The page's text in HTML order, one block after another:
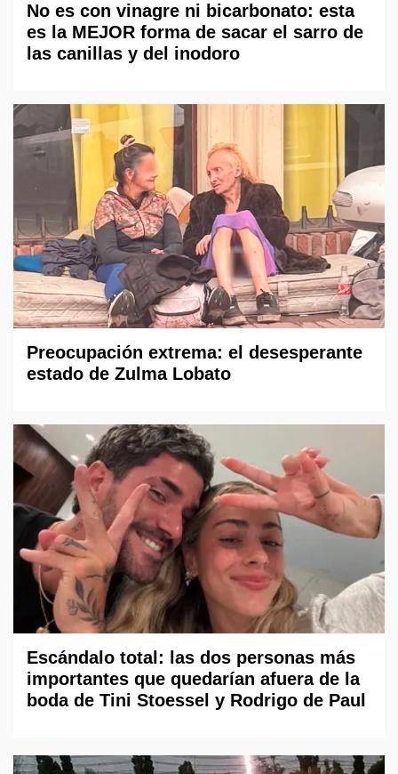
No es con vinagre ni bicarbonato: esta
es la MEJOR forma de sacar el sarro de
las canillas y del inodoro
Preocupación extrema: el desesperante
estado de Zulma Lobato
Escándalo total: las dos personas más
importantes que quedarían afuera de la
boda de Tini Stoessel y Rodrigo de Paul